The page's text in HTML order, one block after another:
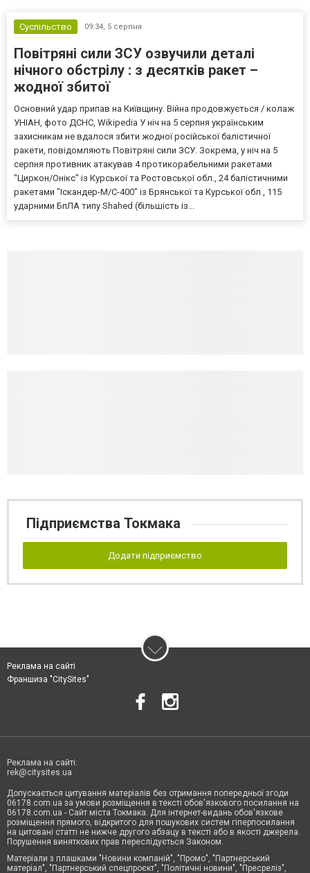
Суспільство 09:34, 5 серпня
Повітряні сили ЗСУ озвучили деталі
нічного обстрілу : з десятків ракет –
жодної збитої
Основний удар припав на Київщину. Війна продовжується / колаж
УНІАН, фото ДСНС, Wikipedia У ніч на 5 серпня українським
захисникам не вдалося збити жодної російської балістичної
ракети, повідомляють Повітряні сили ЗСУ. Зокрема, у ніч на 5
серпня противник атакував 4 протикорабельними ракетами
"Циркон/Онікс" із Курської та Ростовської обл., 24 балістичними
ракетами "Іскандер-М/С-400" із Брянської та Курської обл., 115
ударними БпЛА типу Shahed (більшість із...
Підприємства Токмака
Додати підприємство
Реклама на сайті
Франшиза "CitySites"
Реклама на сайті:
rek@citysites.ua
Допускається цитування матеріалів без отримання попередньої згоди
06178.com.ua за умови розміщення в тексті обов'язкового посилання на
06178.com.ua - Сайт міста Токмака. Для інтернет-видань обов'язкове
розміщення прямого, відкритого для пошукових систем гіперпосилання
на цитовані статті не нижче другого абзацу в тексті або в якості джерела.
Порушення виняткових прав переслідується Законом.
Матеріали з плашками "Новини компаній", "Промо", "Партнерський
матеріал", "Партнерський спецпроєкт", "Політичні новини", "Пресреліз",